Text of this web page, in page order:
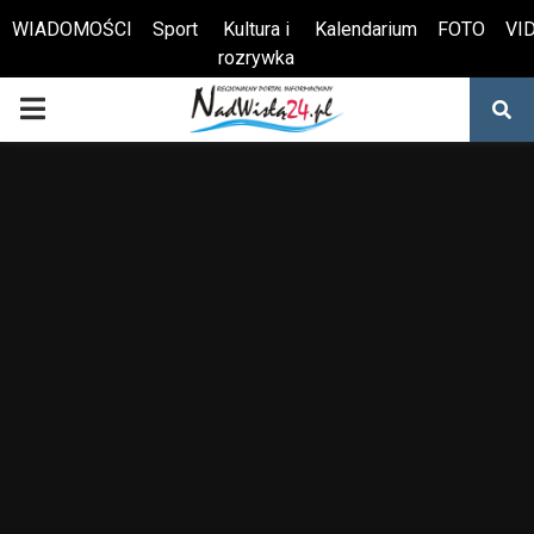
Otwórz pasek narzędzi
WIADOMOŚCI Sport
Kultura i
rozrywka
Kalendarium FOTO
PRIMARY